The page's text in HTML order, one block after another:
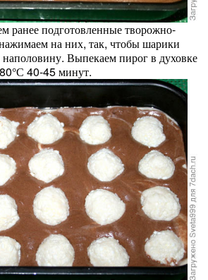
ранее подготовленные творожно-
на них, так, чтобы шарики
наполовину. Выпекаем пирог в духовке
40-45 минут.